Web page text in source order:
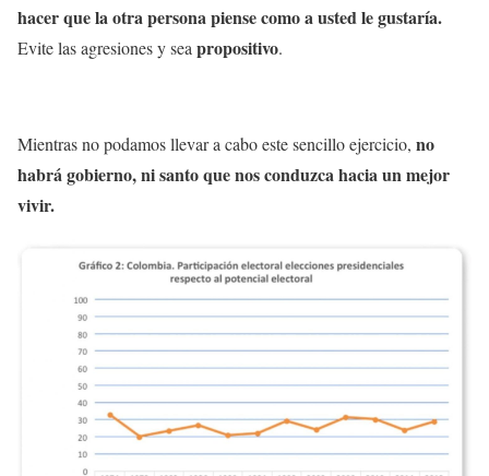
hacer que la otra persona piense como a usted le gustaría.
Evite las agresiones y sea propositivo.
Mientras no podamos llevar a cabo este sencillo ejercicio, no
habrá gobierno, ni santo que nos conduzca hacia un mejor
vivir.